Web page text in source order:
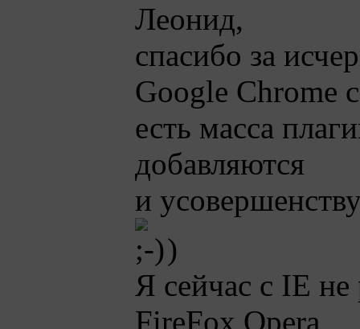
Леонид,
спасибо за
Google Chrome
есть масса
добавляются
и
)
Я сейчас с IE
FireFox,Opera,